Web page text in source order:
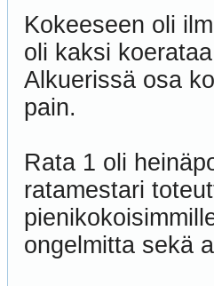
Kokeeseen oli
oli kaksi
Alkuerissä osa
pain.
Rata 1 oli
ratamestari
ongelmitta sekä